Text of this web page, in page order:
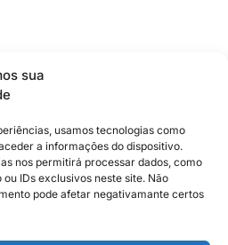
sua
usamos tecnologias como
a informações do dispositivo.
nos permitirá processar dados, como
IDs exclusivos neste site. Não
pode afetar negativamante certos
Espírito Santo.